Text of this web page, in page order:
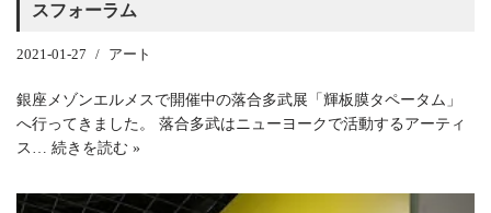
スフォーラム
2021-01-27 アート
銀座メゾンエルメスで開催中の落合多武展「輝板膜タペータム」
へ行ってきました。 落合多武はニューヨークで活動するアーティ
ス… 続きを読む »